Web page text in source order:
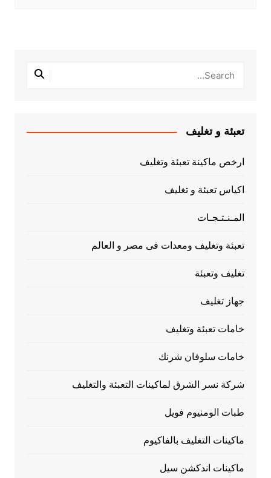
تعبئة و تغليف
ارخص ماكينة تعبئة وتغليف
اكياس تعبئة و تغليف
المـنـتـجـات
تعبئة وتغليف ومعدات فى مصر و العالم
تغليف وتعبئة
جهاز تغليف
خامات تعبئة وتغليف
خامات سلوفان شرنك
شركة نسر الشرق لماكينات التعبئة والتغليف
طبات الومنيوم فويل
ماكينات التغليف بالفاكيوم
ماكينات اندكشن سيل